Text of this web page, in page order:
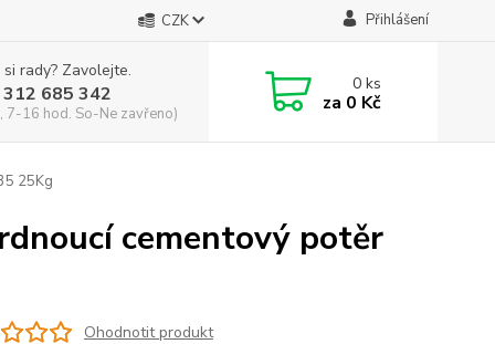
CZK Přihlášení
rady? Zavolejte.
685 342
7-16 hod. So-Ne zavřeno)
0ks
za 0 Kč
25Kg
cementový potěr
Ohodnotit produkt